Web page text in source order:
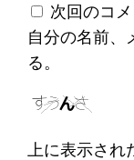
次回のコ
自分の名前、
る。
上に表示され